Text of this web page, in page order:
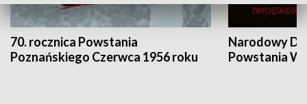
70. rocznica Powstania
Poznańskiego Czerwca 1956 roku
Narodowy
Powstania